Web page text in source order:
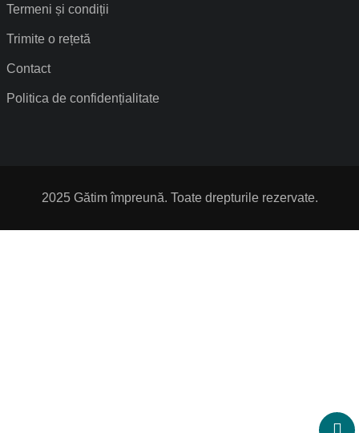
Termeni și condiții
Trimite o rețetă
Contact
Politica de confidențialitate
2025 Gătim împreună. Toate drepturile rezervate.